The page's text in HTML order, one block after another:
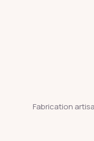
Fabrication